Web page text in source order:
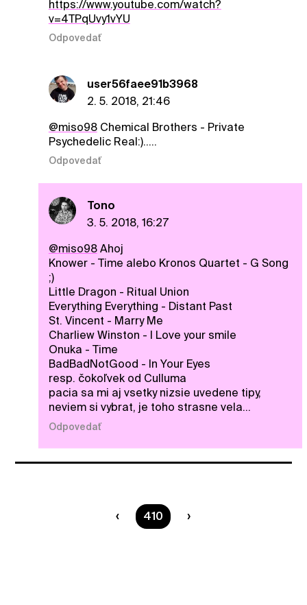
https://www.youtube.com/watch?
v=4TPqUvy1vYU
Odpovedať
user56faee91b3968
2. 5. 2018, 21:46
@miso98Chemical Brothers - Private
Psychedelic Real:).....
Odpovedať
Tono
3. 5. 2018, 16:27
@miso98Ahoj
Knower - Time alebo Kronos Quartet - G Song
;)
Little Dragon - Ritual Union
Everything Everything - Distant Past
St. Vincent - Marry Me
Charliew Winston - I Love your smile
Onuka - Time
BadBadNotGood - In Your Eyes
resp. čokoľvek od Culluma
pacia sa mi aj vsetky nizsie uvedene tipy,
neviem si vybrat, je toho strasne vela...
Odpovedať
Ste na strane
410